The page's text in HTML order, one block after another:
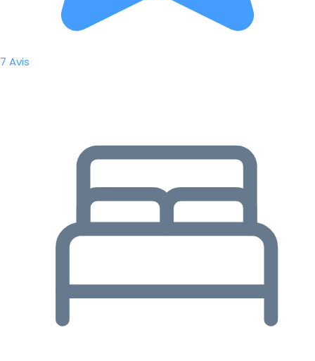
7 Avis